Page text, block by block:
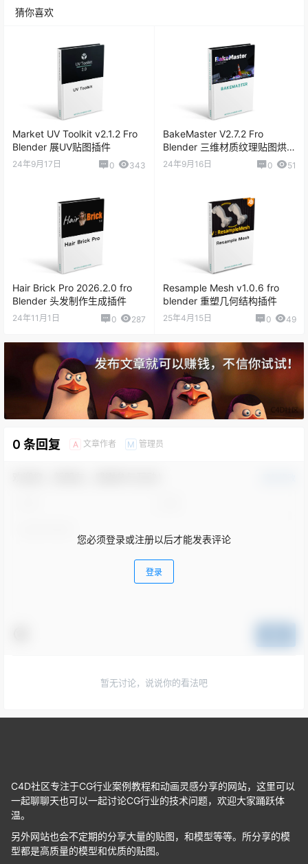
猜你喜欢
Market UV Toolkit v2.1.2 Fro
Blender 展UV贴图插件
24年9月17日 0 343
BakeMaster V2.7.2 Fro
Blender 三维材质纹理贴图烘焙
大师
24年9月16日 0 51
Hair Brick Pro 2026.2.0 fro
Blender 头发制作生成插件
24年11月1日 0 287
Resample Mesh v1.0.6 fro
blender 重塑几何结构插件
25年4月15日 0 49
0 条回复 A 文章作者 M 管理员
您必须登录或注册以后才能发表评论
登录
暂无讨论，说说你的看法吧
C4D社区专注于CG行业案例教程和动画灵感分享的网站，这里可以
一起聊聊天也可以一起讨论CG行业的技术问题，欢迎大家踊跃体
温。
另外网站也会不定期的分享大量的贴图，和模型等等。所分享的模
型都是高质量的模型和优质的贴图。